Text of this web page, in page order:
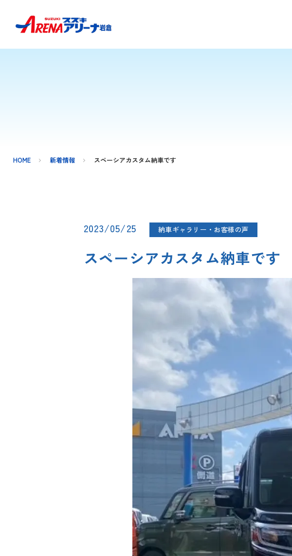
HOME 新着情報 スペーシアカスタム納車です
2023/05/25 納車ギャラリー・お客様の声
スペーシアカスタム納車です